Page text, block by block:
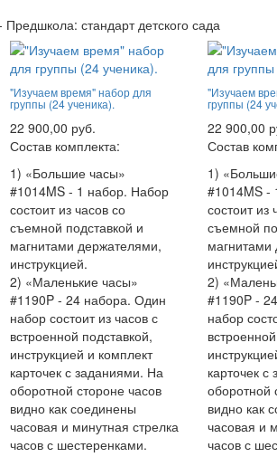
стандарт детского сада
"Изучаем время" набор для
группы (24 ученика).
22 900,00 руб.
Состав комплекта:
1) «Большие часы»
#1014MS - 1 набор. Набор
состоит из часов со
съемной подставкой и
магнитами держателями,
инструкцией.
2) «Маленькие часы»
#1190P - 24 набора. Один
набор состоит из часов с
встроенной подставкой,
инструкцией и комплект
карточек с заданиями. На
оборотной стороне часов
видно как соединены
часовая и минутная стрелка
часов с шестеренками.
"Изучаем
группы (24
22 900,00
Состав
1)
#1014MS -
состоит из
съемной
магнитами
2)
#1190P -
набор
карточек
оборотной
видно как
часовая и
часов с